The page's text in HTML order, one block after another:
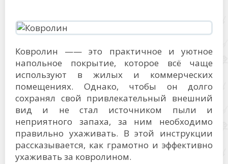
Ковролин —— это практичное и уютное
напольное покрытие, которое всё чаще
используют в жилых и коммерческих
помещениях. Однако, чтобы он долго
сохранял свой привлекательный внешний
вид и не стал источником пыли и
неприятного запаха, за ним необходимо
правильно ухаживать. В этой инструкции
рассказывается, как грамотно и эффективно
ухаживать за ковролином.